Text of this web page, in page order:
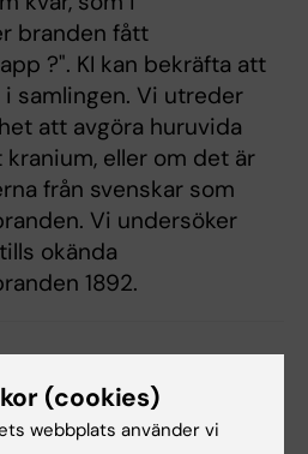
branden fått
?". KI kan bekräfta att
samlingen. Vi utreder
att avgöra huruvida
eller om det är
från svenskar som
Vi undersöker
okända
1892.
(cookies)
webbplats använder vi